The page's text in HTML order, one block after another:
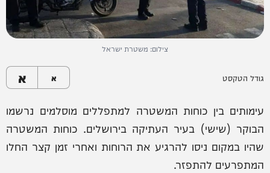
צילום: משטרת ישראל
גודל הטקסט א א
עימותים בין כוחות המשטרה למתפללים מוסלמים נרשמו
הבוקר (שישי) בעיר העתיקה בירושלים. כוחות המשטרה
שהיו במקום ניסו להרגיע את הרוחות ואחרי זמן קצר החלו
המתפרעים להתפזר.